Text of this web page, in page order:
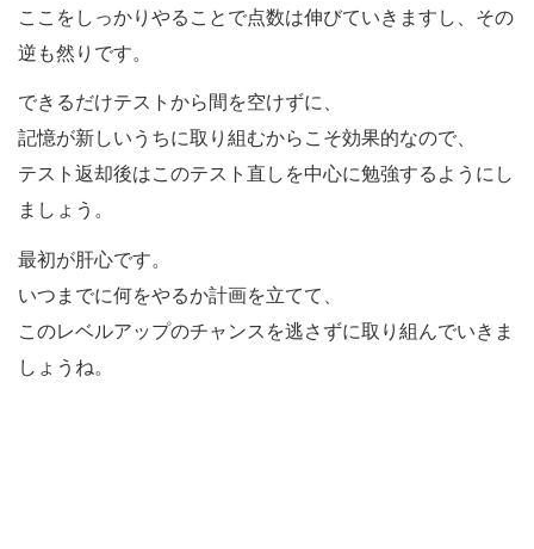
ここをしっかりやることで点数は伸びていきますし、その
逆も然りです。
できるだけテストから間を空けずに、
記憶が新しいうちに取り組むからこそ効果的なので、
テスト返却後はこのテスト直しを中心に勉強するようにし
ましょう。
最初が肝心です。
いつまでに何をやるか計画を立てて、
このレベルアップのチャンスを逃さずに取り組んでいきま
しょうね。